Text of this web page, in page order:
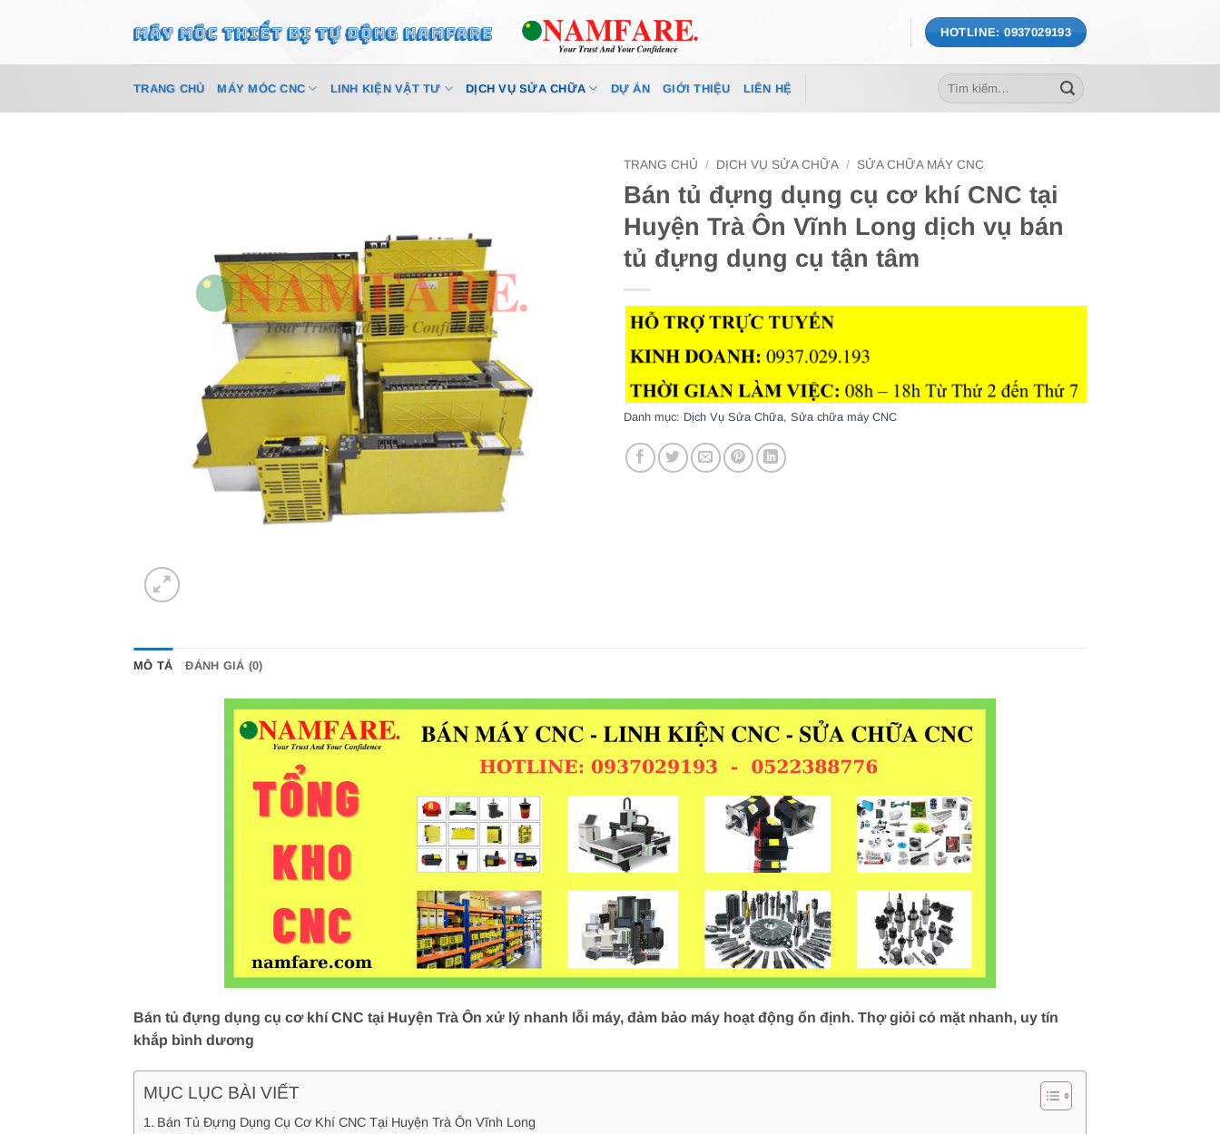
HOTLINE: 0937029193
TRANG CHỦ MÁY MÓC CNC LINH KIỆN VẬT TƯ DỊCH VỤ SỬA CHỮA DỰ ÁN GIỚI THIỆU LIÊN HỆ
Tìm
kiếm:
TRANG CHỦ / DỊCH VỤ SỬA CHỮA / SỬA CHỮA MÁY CNC
Bán tủ đựng dụng cụ cơ khí CNC tại
Huyện Trà Ôn Vĩnh Long dịch vụ bán
tủ đựng dụng cụ tận tâm
Danh mục: Dịch Vụ Sửa Chữa, Sửa chữa máy CNC
MÔ TẢ ĐÁNH GIÁ (0)
Bán tủ đựng dụng cụ cơ khí CNC tại Huyện Trà Ôn xử lý nhanh lỗi máy, đảm bảo máy hoạt động ổn định. Thợ giỏi có mặt nhanh, uy tín
khắp bình dương
MỤC LỤC BÀI VIẾT
Bán Tủ Đựng Dụng Cụ Cơ Khí CNC Tại Huyện Trà Ôn Vĩnh Long